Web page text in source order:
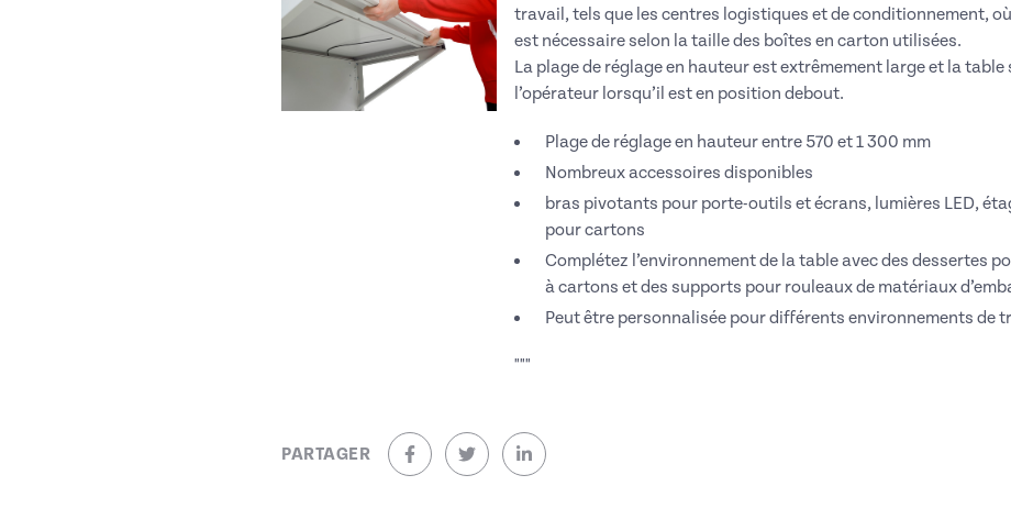
travail, tels que les centres logistiques et de conditionnement,
est nécessaire selon la taille des boîtes en carton utilisées.
La plage de réglage en hauteur est extrêmement large et la table
l’opérateur lorsqu’il est en position debout.
Plage de réglage en hauteur entre 570 et 1 300 mm
Nombreux accessoires disponibles
bras pivotants pour porte-outils et écrans, lumières LED,
pour cartons
Complétez l’environnement de la table avec des dessertes
à cartons et des supports pour rouleaux de matériaux
Peut être personnalisée pour différents environnements de
"""
PARTAGER
sur Facebook (nouvelle fenêtre)
sur Twitter (nouvelle fenêtre)
sur Linkedin (nouvelle fenêtre)